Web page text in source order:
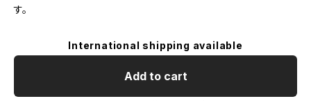
す。
International shipping available
Add to cart